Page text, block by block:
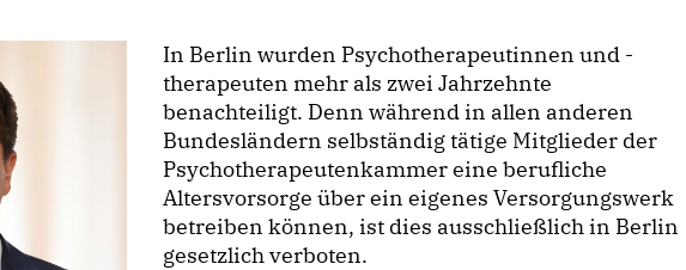
In Berlin wurden Psychotherapeutinnen und -
therapeuten mehr als zwei Jahrzehnte
benachteiligt. Denn während in allen anderen
Bundesländern selbständig tätige Mitglieder der
Psychotherapeutenkammer eine berufliche
Altersvorsorge über ein eigenes Versorgungswerk
betreiben können, ist dies ausschließlich in Berlin
gesetzlich verboten.